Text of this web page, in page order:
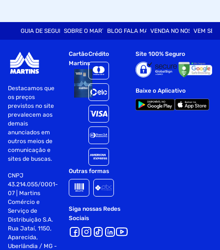
GUIA DE SEGURANÇASOBRE O MARTINSBLOG FALA MARTVENDA NO NOSSO SITE
VEM SER
Destacamos que
os preços
previstos no site
prevalecem aos
demais
anunciados em
outros meios de
comunicação e
sites de buscas.
CNPJ
43.214.055/0001-
07 | Martins
Comércio e
Serviço de
Distribuição S.A.
Rua Jataí, 1150,
Aparecida,
Uberlândia / MG -
Cartão
Martins
Crédito
Outras formas
Siga nossas Redes
Sociais
Site 100% Seguro
Baixe o Aplicativo